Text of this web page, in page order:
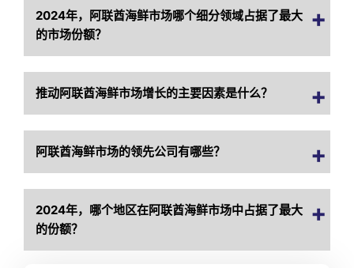
2024年，阿联酋海鲜市场哪个细分领域占据了最大
的市场份额？
推动阿联酋海鲜市场增长的主要因素是什么？
阿联酋海鲜市场的领先公司有哪些？
2024年，哪个地区在阿联酋海鲜市场中占据了最大
的份额？